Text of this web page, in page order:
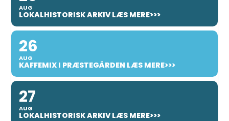
AUG
LOKALHISTORISK ARKIV LÆS MERE>>>
26
AUG
KAFFEMIX I PRÆSTEGÅRDEN LÆS MERE>>>
27
AUG
LOKALHISTORISK ARKIV LÆS MERE>>>